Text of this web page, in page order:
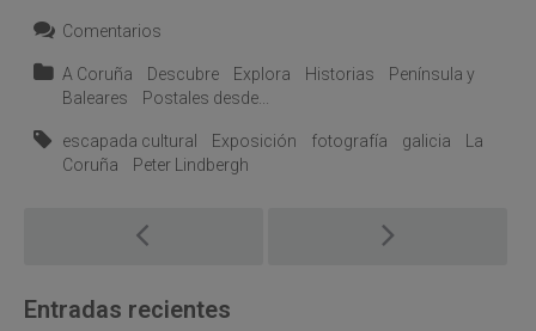
Comentarios
A Coruña Descubre Explora Historias
Península y
Baleares
Postales desde...
escapada cultural Exposición fotografía galicia
La
Coruña
Peter Lindbergh
navigation
Entradas recientes